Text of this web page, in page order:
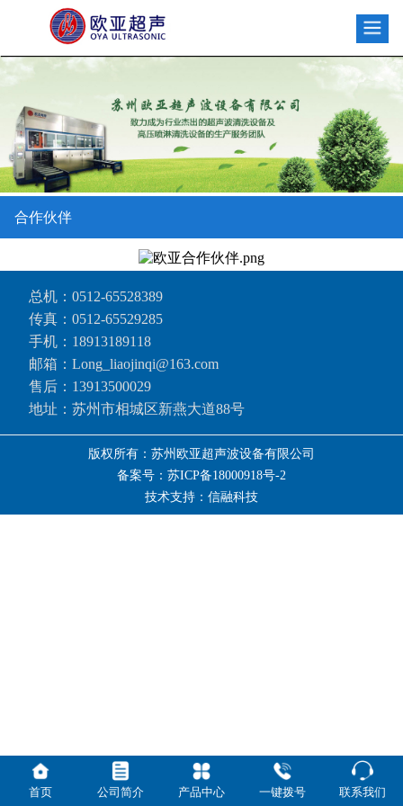
合作伙伴
总机： 0512-65528389
传真：0512-65529285
手机： 18913189118
邮箱：Long_liaojinqi@163.com
售后： 13913500029
地址：苏州市相城区新燕大道88号
版权所有：苏州欧亚超声波设备有限公司
备案号：苏ICP备18000918号-2
技术支持：信融科技
首页 公司简介 产品中心 一键拨号 联系我们